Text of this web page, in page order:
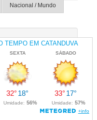
Nacional / Mundo